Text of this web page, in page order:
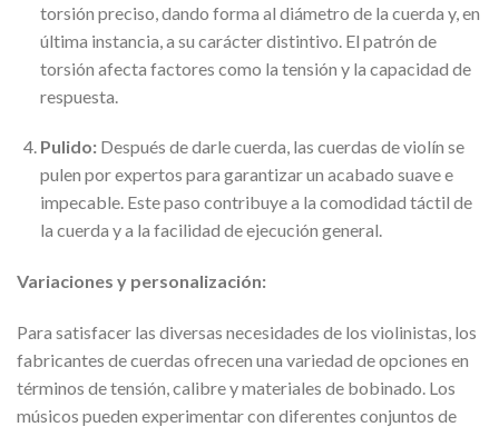
torsión preciso, dando forma al diámetro de la cuerda y, en
última instancia, a su carácter distintivo. El patrón de
torsión afecta factores como la tensión y la capacidad de
respuesta.
Pulido:Después de darle cuerda, las cuerdas de violín se
pulen por expertos para garantizar un acabado suave e
impecable. Este paso contribuye a la comodidad táctil de
la cuerda y a la facilidad de ejecución general.
Variaciones y personalización:
Para satisfacer las diversas necesidades de los violinistas, los
fabricantes de cuerdas ofrecen una variedad de opciones en
términos de tensión, calibre y materiales de bobinado. Los
músicos pueden experimentar con diferentes conjuntos de